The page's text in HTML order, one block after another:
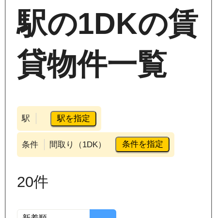
駅の1DKの賃
貸物件一覧
駅 駅を指定
条件 間取り（1DK） 条件を指定
20件